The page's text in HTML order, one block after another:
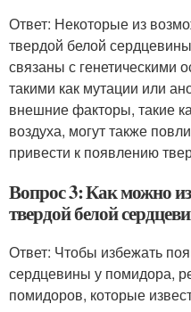
Ответ: Некоторые из
твердой белой
связаны с генетическими
такими как мутации или
внешние факторы, такие
воздуха, могут также
привести к появлению
Вопрос 3: Как можно
твердой белой
Ответ: Чтобы избежать
сердцевины у помидора,
помидоров, которые